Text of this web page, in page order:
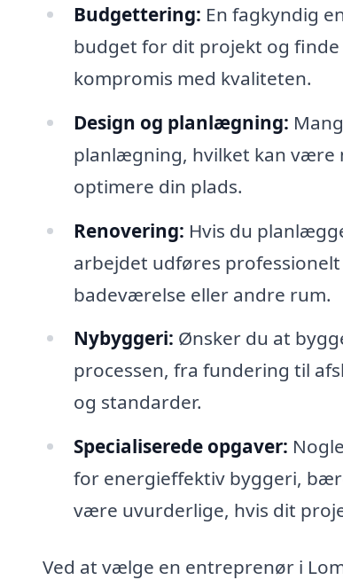
Budgettering: En fagkyndig
budget for dit projekt og
kompromis med kvaliteten.
Design og planlægning:
planlægning, hvilket kan
optimere din plads.
Renovering: Hvis du
arbejdet udføres
badeværelse eller andre rum.
Nybyggeri: Ønsker du at
processen, fra fundering til
og standarder.
Specialiserede opgaver:
for energieffektiv byggeri,
være uvurderlige, hvis dit
Ved at vælge en entreprenør i